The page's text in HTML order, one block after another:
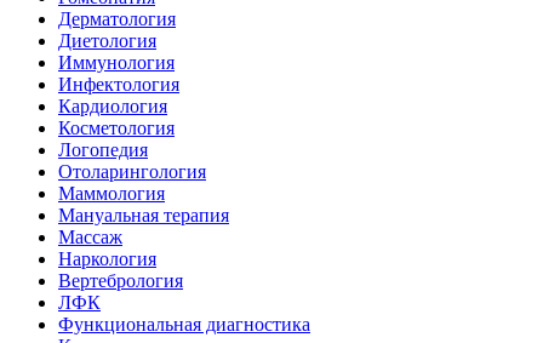
Дерматология
Диетология
Иммунология
Инфектология
Кардиология
Косметология
Логопедия
Отоларингология
Маммология
Мануальная терапия
Массаж
Наркология
Вертебрология
ЛФК
Функциональная диагностика